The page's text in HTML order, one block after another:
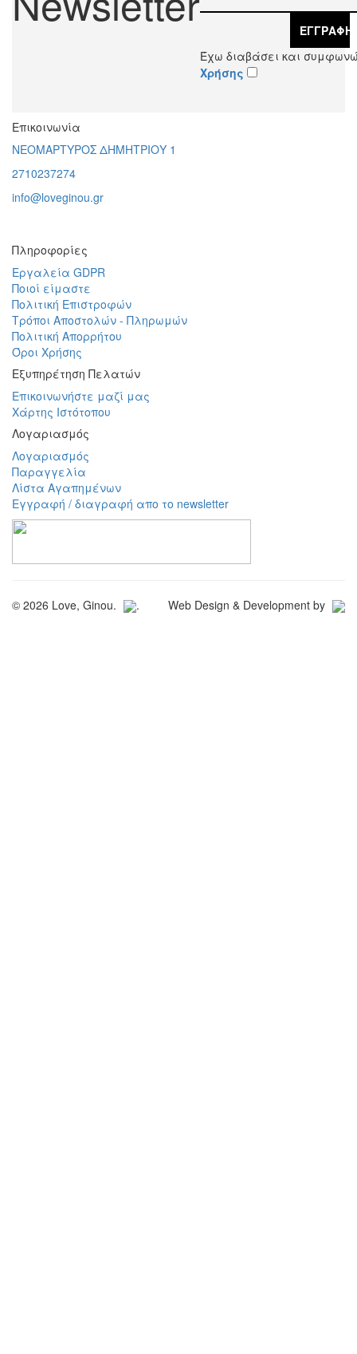
ΕΓΓΡΑΦΉ
Έχω διαβάσει και
Χρήσης
Επικοινωνία
ΝΕΟΜΑΡΤΥΡΟΣ ΔΗΜΗΤΡΙΟΥ 1
2710237274
info@loveginou.gr
Πληροφορίες
Εργαλεία GDPR
Ποιοί είμαστε
Πολιτική Επιστροφών
Tρόποι Αποστολών - Πληρωμών
Πολιτική Απορρήτου
Όροι Χρήσης
Εξυπηρέτηση Πελατών
Επικοινωνήστε μαζί μας
Χάρτης Ιστότοπου
Λογαριασμός
Λογαριασμός
Παραγγελία
Λίστα Αγαπημένων
Εγγραφή / διαγραφή απο το newsletter
© 2026 Love, Ginou. . Web Design & Development by